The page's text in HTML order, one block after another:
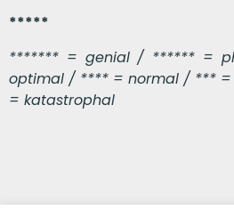
*****
******* = genial / ****** =
optimal / **** = normal / ***
= katastrophal